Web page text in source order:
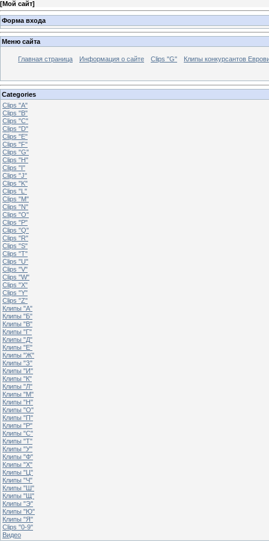
[Мой сайт]
Форма входа
Меню сайта
Главная страница Информация о сайте Clips "G" Клипы конкурсантов
Categories
Clips "A"
Clips "B"
Clips "C"
Clips "D"
Clips "E"
Clips "F"
Clips "G"
Clips "H"
Clips "I"
Clips "J"
Clips "K"
Clips "L"
Clips "M"
Clips "N"
Clips "O"
Clips "P"
Clips "Q"
Clips "R"
Clips "S"
Clips "T"
Clips "U"
Clips "V"
Clips "W"
Clips "X"
Clips "Y"
Clips "Z"
Клипы "А"
Клипы "Б"
Клипы "В"
Клипы "Г"
Клипы "Д"
Клипы "Е"
Клипы "Ж"
Клипы "З"
Клипы "И"
Клипы "К"
Клипы "Л"
Клипы "М"
Клипы "Н"
Клипы "О"
Клипы "П"
Клипы "Р"
Клипы "С"
Клипы "Т"
Клипы "У"
Клипы "Ф"
Клипы "Х"
Клипы "Ц"
Клипы "Ч"
Клипы "Ш"
Клипы "Щ"
Клипы "Э"
Клипы "Ю"
Клипы "Я"
Clips "0-9"
Видео